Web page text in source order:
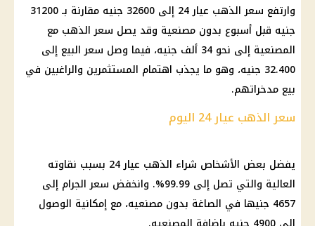
وارتفع سعر الذهب عيار 24 إلى 32600 جنيه مقارنة بـ 31200
جنيه قبل أسبوع بدون مصنعية وقد يصل سعر الذهب مع
المصنعية إلى نحو 34 ألف جنيه، فيما وصل سعر البيع إلى
32.400 جنيه، وهو ما يجذب اهتمام المستثمرين والراغبين في
بيع مدخراتهم.
سعر الذهب عيار 24 اليوم
يفضل بعض الأشخاص شراء الذهب عيار 24 بسبب نقاوته
العالية والتي تصل إلى 99.99%. وانخفض سعر الجرام إلى
4657 جنيها في الصاغة بدون مصنعيه، مع إمكانية الوصول